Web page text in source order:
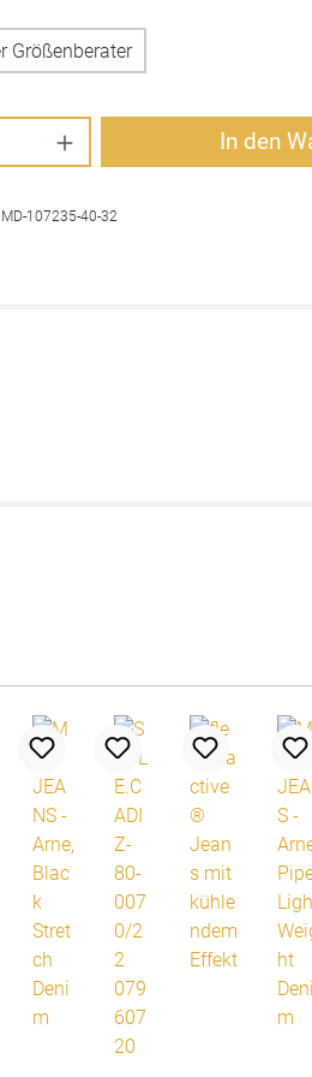
Größenberater
Gib den In den
MD-107235-40-32